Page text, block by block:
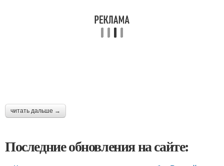
читать дальше →
Последние обновления на сайте: